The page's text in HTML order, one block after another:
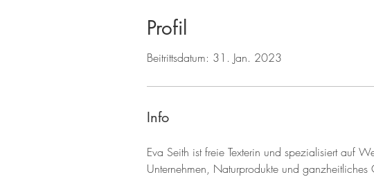
Profil
Beitrittsdatum: 31. Jan. 2023
Info
Eva Seith ist freie Texterin und spezialisiert auf
Unternehmen, Naturprodukte und